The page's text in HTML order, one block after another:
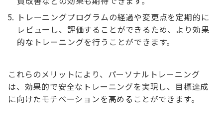
トレーニングプログラムの経過や変更点を定期的に
レビューし、評価することができるため、より効果
的なトレーニングを行うことができます。
これらのメリットにより、パーソナルトレーニング
は、効果的で安全なトレーニングを実現し、目標達成
に向けたモチベーションを高めることができます。